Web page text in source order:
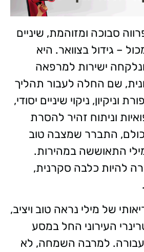
סבוכה ומזוהמת, שיניים
– גידול בצוואר. היא
ישירות למרפאה
שם החלה לעבור תהליך
וניקיון, ניקוי שיניים יסודי,
וניתוח זהיר להסרת
התברר שמצבה טוב
התאוששה במהירות.
להיות כלבה סקרנית,
של מילי נראה טוב ויציב,
העירוני החל במסע
למרבה השמחה, לא